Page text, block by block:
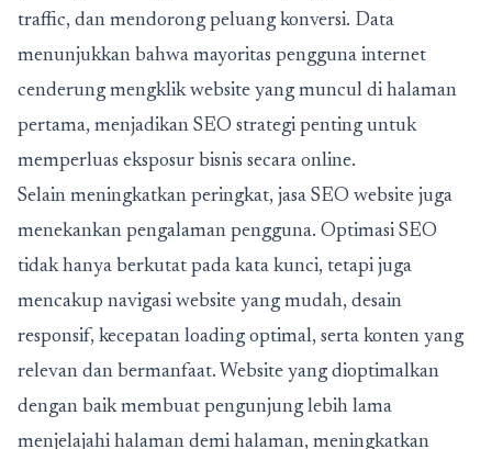
traffic, dan mendorong peluang konversi. Data
menunjukkan bahwa mayoritas pengguna internet
cenderung mengklik website yang muncul di halaman
pertama, menjadikan SEO strategi penting untuk
memperluas eksposur bisnis secara online.
Selain meningkatkan peringkat, jasa SEO website juga
menekankan pengalaman pengguna. Optimasi SEO
tidak hanya berkutat pada kata kunci, tetapi juga
mencakup navigasi website yang mudah, desain
responsif, kecepatan loading optimal, serta konten yang
relevan dan bermanfaat. Website yang dioptimalkan
dengan baik membuat pengunjung lebih lama
menjelajahi halaman demi halaman, meningkatkan